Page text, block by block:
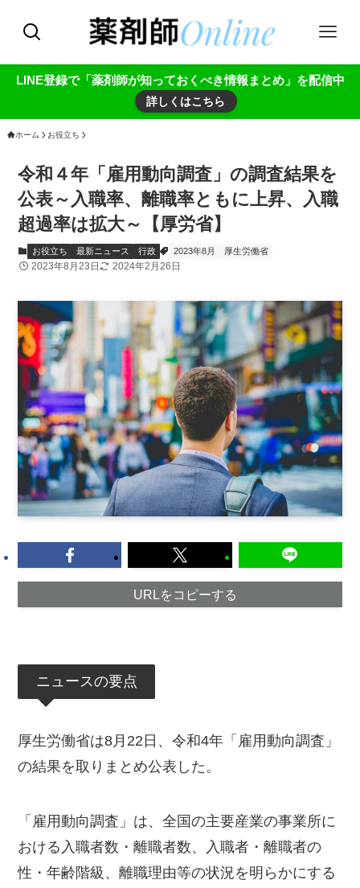
LINE登録で「薬剤師が知っておくべき情報まとめ」を配信中
詳しくはこちら
ホーム お役立ち
令和４年「雇用動向調査」の調査結果を
公表～入職率、離職率ともに上昇、入職
超過率は拡大～【厚労省】
お役立ち 最新ニュース 行政 2023年8月 厚生労働省
2023年8月23日 2024年2月26日
URLをコピーする
ニュースの要点
厚生労働省は8月22日、令和4年「雇用動向調査」
の結果を取りまとめ公表した。
「雇用動向調査」は、全国の主要産業の事業所に
おける入職者数・離職者数、入職者・離職者の
性・年齢階級、離職理由等の状況を明らかにする